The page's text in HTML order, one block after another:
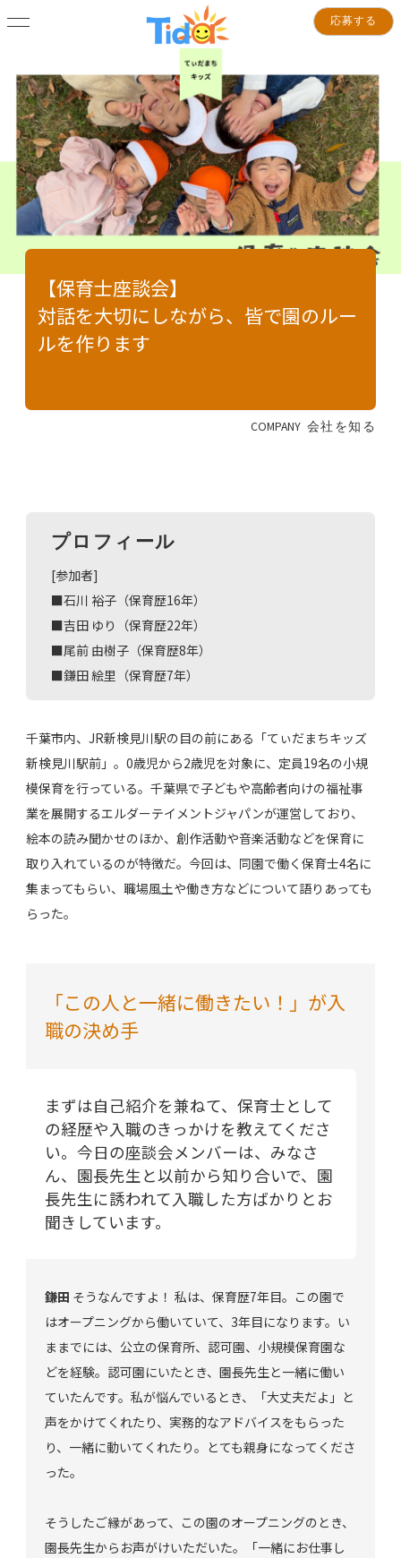
応募する
【保育士座談会】
対話を大切にしながら、皆で園のルー
ルを作ります
COMPANY 会社を知る
プロフィール
[参加者]
■石川 裕子（保育歴16年）
■吉田 ゆり（保育歴22年）
■尾前 由樹子（保育歴8年）
■鎌田 絵里（保育歴7年）
千葉市内、JR新検見川駅の目の前にある「てぃだまちキッズ
新検見川駅前」。0歳児から2歳児を対象に、定員19名の小規
模保育を行っている。千葉県で子どもや高齢者向けの福祉事
業を展開するエルダーテイメントジャパンが運営しており、
絵本の読み聞かせのほか、創作活動や音楽活動などを保育に
取り入れているのが特徴だ。今回は、同園で働く保育士4名に
集まってもらい、職場風土や働き方などについて語りあっても
らった。
「この人と一緒に働きたい！」が入
職の決め手
まずは自己紹介を兼ねて、保育士として
の経歴や入職のきっかけを教えてくださ
い。今日の座談会メンバーは、みなさ
ん、園長先生と以前から知り合いで、園
長先生に誘われて入職した方ばかりとお
聞きしています。
鎌田 そうなんですよ！ 私は、保育歴7年目。この園で
はオープニングから働いていて、3年目になります。い
ままでには、公立の保育所、認可園、小規模保育園な
どを経験。認可園にいたとき、園長先生と一緒に働い
ていたんです。私が悩んでいるとき、「大丈夫だよ」と
声をかけてくれたり、実務的なアドバイスをもらった
り、一緒に動いてくれたり。とても親身になってくださ
った。
そうしたご縁があって、この園のオープニングのとき、
園長先生からお声がけいただいた。「一緒にお仕事し